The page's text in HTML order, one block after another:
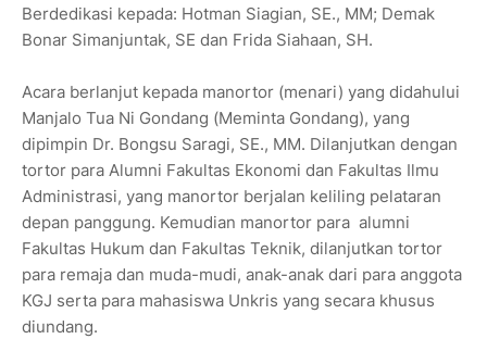
Berdedikasi kepada: Hotman Siagian, SE., MM; Demak
Bonar Simanjuntak, SE dan Frida Siahaan, SH.
Acara berlanjut kepada manortor (menari) yang didahului
Manjalo Tua Ni Gondang (Meminta Gondang), yang
dipimpin Dr. Bongsu Saragi, SE., MM. Dilanjutkan dengan
tortor para Alumni Fakultas Ekonomi dan Fakultas Ilmu
Administrasi, yang manortor berjalan keliling pelataran
depan panggung. Kemudian manortor para alumni
Fakultas Hukum dan Fakultas Teknik, dilanjutkan tortor
para remaja dan muda-mudi, anak-anak dari para anggota
KGJ serta para mahasiswa Unkris yang secara khusus
diundang.